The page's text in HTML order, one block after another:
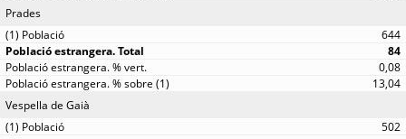
Prades
644
84
0,08
13,04
Vespella de Gaià
502